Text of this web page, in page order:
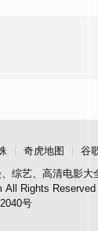
奇虎地图 谷
综艺、高清电影大
All Rights Reserved
号